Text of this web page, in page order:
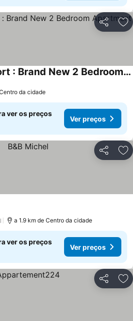
Partilhar
Elegance & Comfort : Brand New 2 Bedroom Apartment
da cidade
ver os preços
Ver preços
Partilhar
a 1.9 km de Centro da cidade
ver os preços
Ver preços
Partilhar